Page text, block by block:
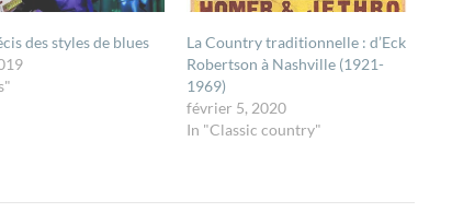
des styles de blues
La Country traditionnelle : d’Eck
Robertson à Nashville (1921-
1969)
février 5, 2020
In "Classic country"